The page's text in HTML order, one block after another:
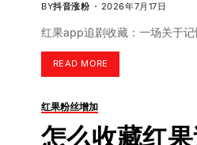
BY抖音涨粉 2026年7月17日
红果app追剧收藏：一场关于
READ MORE
红果粉丝增加
怎么收藏红